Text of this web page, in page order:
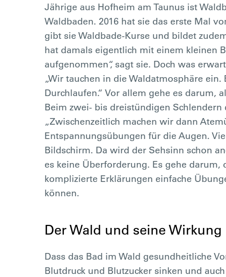
Jährige aus Hofheim am Taunus ist
Waldbaden. 2016 hat sie das erste Mal
gibt sie Waldbade-Kurse und bildet
hat damals eigentlich mit einem kleinen
aufgenommen“, sagt sie. Doch was
„Wir tauchen in die Waldatmosphäre
Durchlaufen.“ Vor allem gehe es darum,
Beim zwei- bis dreistündigen Schlendern
„Zwischenzeitlich machen wir dann
Entspannungsübungen für die Augen.
Bildschirm. Da wird der Sehsinn schon
es keine Überforderung. Es gehe
komplizierte Erklärungen einfache
können.
Der Wald und seine Wirkung
Dass das Bad im Wald gesundheitliche
Blutdruck und Blutzucker sinken und